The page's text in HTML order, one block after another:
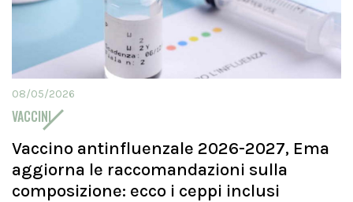
08/05/2026
VACCINI
Vaccino antinfluenzale 2026-2027, Ema
aggiorna le raccomandazioni sulla
composizione: ecco i ceppi inclusi